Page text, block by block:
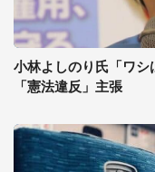
小林よしのり氏「ワ
「憲法違反」主張